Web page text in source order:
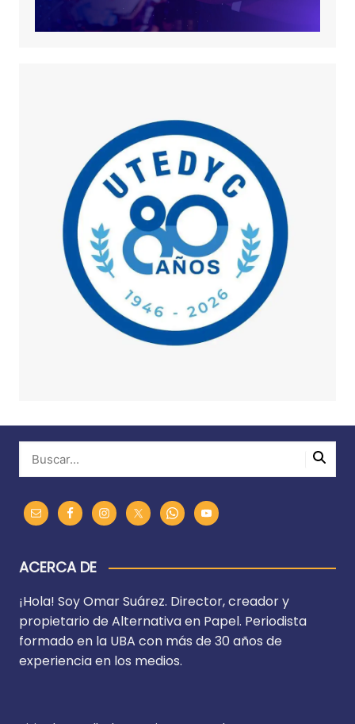
ACERCA DE
¡Hola! Soy Omar Suárez. Director, creador y
propietario de Alternativa en Papel. Periodista
formado en la UBA con más de 30 años de
experiencia en los medios.